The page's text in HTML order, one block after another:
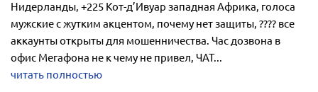
Нидерланды, +225 Кот-д’Ивуар западная Африка, голоса
мужские с жутким акцентом, почему нет защиты, ???? все
аккаунты открыты для мошенничества. Час дозвона в
офис Мегафона не к чему не привел, ЧАТ...
читать полностью